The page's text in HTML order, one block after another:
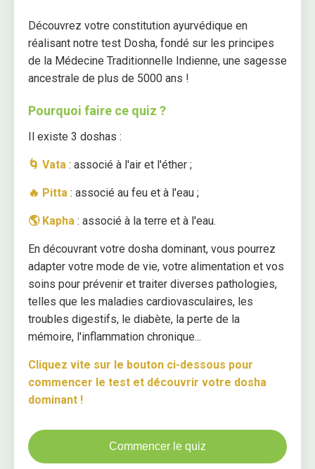
Découvrez votre constitution ayurvédique en
réalisant notre test Dosha, fondé sur les principes
de la Médecine Traditionnelle Indienne, une sagesse
ancestrale de plus de 5000 ans !
Pourquoi faire ce quiz ?
Il existe 3 doshas :
🌀 Vata : associé à l'air et l'éther ;
🔥 Pitta : associé au feu et à l'eau ;
🌎 Kapha : associé à la terre et à l'eau.
En découvrant votre dosha dominant, vous pourrez
adapter votre mode de vie, votre alimentation et vos
soins pour prévenir et traiter diverses pathologies,
telles que les maladies cardiovasculaires, les
troubles digestifs, le diabète, la perte de la
mémoire, l'inflammation chronique...
Cliquez vite sur le bouton ci-dessous pour
commencer le test et découvrir votre dosha
dominant !
Commencer le quiz